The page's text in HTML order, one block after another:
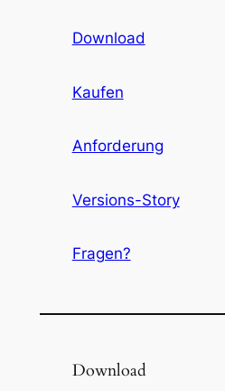
Download
Kaufen
Anforderung
Versions-Story
Fragen?
Download